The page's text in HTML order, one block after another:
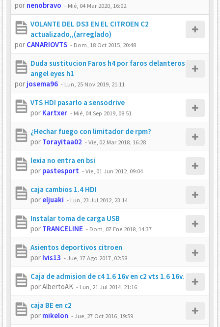
por nenobravo - Mié, 04 Mar 2020, 16:02
VOLANTE DEL DS3 EN EL CITROEN C2
actualizado,,(arreglado)
por CANARIOVTS - Dom, 18 Oct 2015, 20:48
Duda sustitucion Faros h4 por faros delanteros
angel eyes h1
por josema96 - Lun, 25 Nov 2019, 21:11
VTS HDI pasarlo a sensodrive
por Kartxer - Mié, 04 Sep 2019, 08:51
¿Hechar fuego con limitador de rpm?
por Torayitaa02 -Vie, 02 Mar 2018, 16:28
lexia no entra en bsi
por pastesport -Vie, 01 Jun 2012, 09:04
caja cambios 1.4 HDI
por eljuaki - Lun, 23 Jul 2012, 23:14
Instalar toma de carga USB
por TRANCELINE - Dom, 07 Ene 2018, 14:37
Asientos deportivos citroen
por Ivis13 -Jue, 17 Ago 2017, 02:58
Caja de admision de c4 1.6 16v en c2 vts 1.6 16v.
porAlbertoAK - Lun, 21 Jul 2014, 21:16
caja BE en c2
por mikelon -Jue, 27 Oct 2016, 19:59